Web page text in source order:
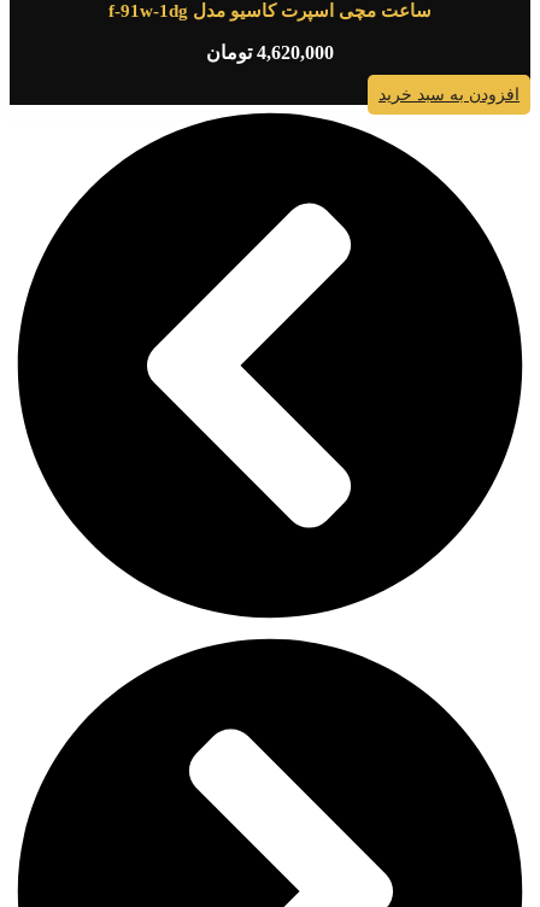
ساعت مچی اسپرت کاسیو مدل f-91w-1dg
4,620,000 تومان
افزودن به سبد خرید